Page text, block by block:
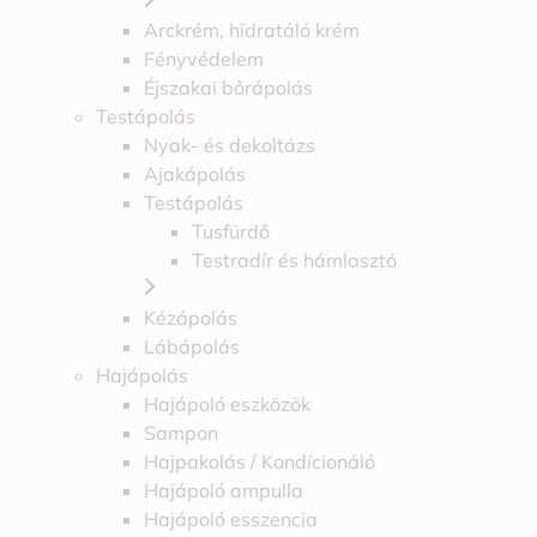
Arckrém, hidratáló krém
Fényvédelem
Éjszakai bőrápolás
Testápolás
Nyak- és dekoltázs
Ajakápolás
Testápolás
Tusfürdő
Testradír és hámlasztó
Kézápolás
Lábápolás
Hajápolás
Hajápoló eszközök
Sampon
Hajpakolás / Kondícionáló
Hajápoló ampulla
Hajápoló esszencia